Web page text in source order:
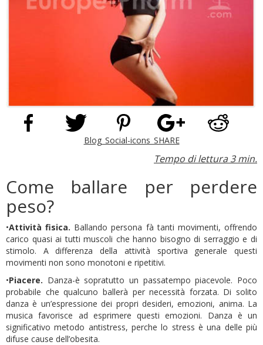
Blog_Social-icons_SHARE
Tempo di lettura 3 min.
Come ballare per perdere
peso?
•Attività fisica. Ballando persona fà tanti movimenti, offrendo
carico quasi ai tutti muscoli che hanno bisogno di serraggio e di
stimolo. A differenza della attività sportiva generale questi
movimenti non sono monotoni e ripetitivi.
•Piacere. Danza-è sopratutto un passatempo piacevole. Poco
probabile che qualcuno ballerà per necessità forzata. Di solito
danza è un’espressione dei propri desideri, emozioni, anima. La
musica favorisce ad esprimere questi emozioni. Danza è un
significativo metodo antistress, perche lo stress è una delle più
difuse cause dell’obesita.